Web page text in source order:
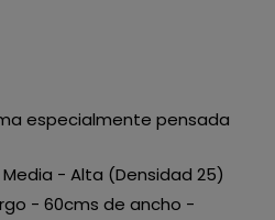
especialmente pensada
- Alta (Densidad 25)
- 60cms de ancho -